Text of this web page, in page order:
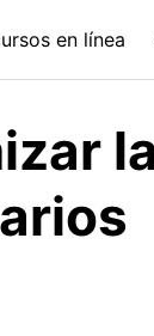
en línea